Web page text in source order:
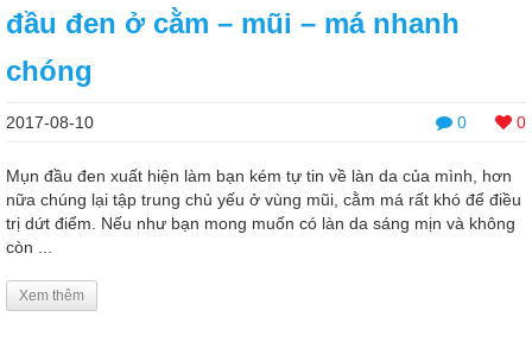
đầu đen ở cằm – mũi – má nhanh
chóng
0 0
2017-08-10
Mụn đầu đen xuất hiện làm bạn kém tự tin về làn da của mình, hơn
nữa chúng lại tập trung chủ yếu ở vùng mũi, cằm má rất khó để điều
trị dứt điểm. Nếu như bạn mong muốn có làn da sáng mịn và không
còn ...
Xem thêm